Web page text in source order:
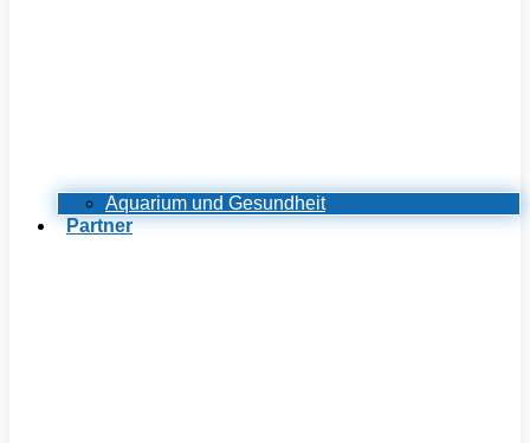
Aquarium und Gesundheit
Partner